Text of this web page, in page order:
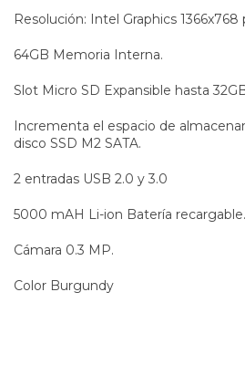
Resolución: Intel Graphics 1366x768
64GB Memoria Interna.
Slot Micro SD Expansible hasta
Incrementa el espacio de
disco SSD M2 SATA.
2 entradas USB 2.0 y 3.0
5000 mAH Li-ion Batería recargable.
Cámara 0.3 MP.
Color Burgundy